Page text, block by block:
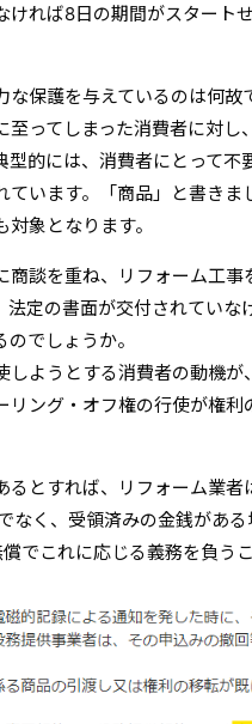
れば8日の期間がスタート
保護を与えているのは何故
ってしまった消費者に対し
的には、消費者にとって不
います。「商品」と書きま
象となります。
談を重ね、リフォーム工事
定の書面が交付されていな
でしょうか。
ようとする消費者の動機
ング・オフ権の行使が権利
とすれば、リフォーム業者
なく、受領済みの金銭があ
でこれに応じる義務を負う